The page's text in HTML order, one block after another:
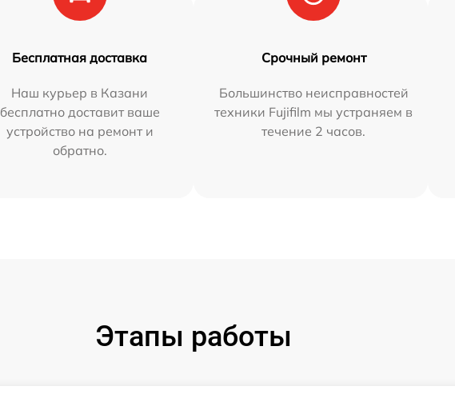
Бесплатная доставка
Наш курьер в Казани
бесплатно доставит ваше
устройство на ремонт и
обратно.
Срочный ремонт
Большинство неисправностей
техники Fujifilm мы устраняем в
течение 2 часов.
Этапы работы